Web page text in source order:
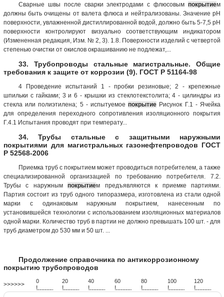
Сварные швы после сварки электродами с флюсовым покрытием
должны быть очищены от валета флюса и нейтрализованы. Значение рН
поверхности, увлажненной дистиллированной водой, должно быть 5-7,5 рН
поверхности контролируют визуально соответствующим индикатором
(Измененная редакция, Изм. № 2, 3). 1.8. Поверхности изделий с четвертой
степенью очистки от окислов окрашиванию не подлежат,...
33. Трубопроводы стальные магистральные. Общие
требования к защите от коррозии (9). ГОСТ Р 51164-98
4 Проведение испытаний 1 - пробки резиновые; 2 - крепежные
шпильки с гайками; 3 и 6 - крышки из стеклотекстолита; 4 - цилиндры из
стекла или полиэтилена; 5 - испытуемоепокрытие Рисунок Г.1 - Ячейка
для определения переходного сопротивления изоляционного покрытия
Г.4.1 Испытания проводят при температу...
34. Трубы стальные с защитными наружными
покрытиями для магистральных газонефтепроводов ГОСТ
Р 52568-2006
Приемка труб с покрытием может проводиться потребителем, а также
специализированной организацией по требованию потребителя. 7.2.
Трубы с наружнымпокрытием предъявляются к приемке партиями.
Партия состоит из труб одного типоразмера, изготовлена из стали одной
марки с одинаковым наружным покрытием, нанесенным по
установившейся технологии с использованием изоляционных материалов
одной марки. Количество труб в партии не должно превышать 100 шт. - для
труб диаметром до 530 мм и 50 шт. ...
Продолжение справочника по антикоррозионному
покрытию трубопроводов
>>>>>> 0
!...................
20
!...................
40
!...................
60
!...................
80
!...................
100
!...................
120
!...................